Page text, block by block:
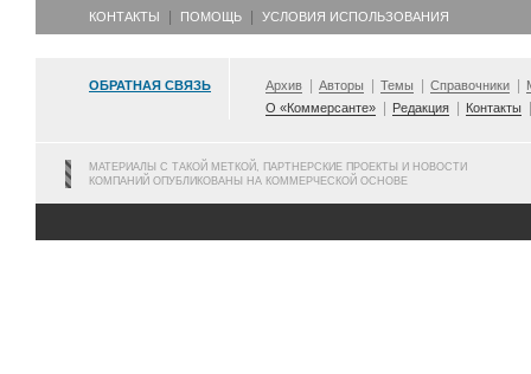
КОНТАКТЫ ПОМОЩЬ УСЛОВИЯ ИСПОЛЬЗОВАНИЯ
ОБРАТНАЯ СВЯЗЬ Архив Авторы Темы Справочники
О «Коммерсанте»
Редакция Контакты
МАТЕРИАЛЫ С ТАКОЙ МЕТКОЙ, ПАРТНЕРСКИЕ ПРОЕКТЫ И НОВОСТИ
КОМПАНИЙ ОПУБЛИКОВАНЫ НА КОММЕРЧЕСКОЙ ОСНОВЕ